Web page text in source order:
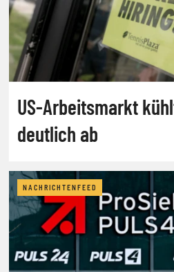
US-Arbeitsmarkt
deutlich ab
NACHRICHTENFEED